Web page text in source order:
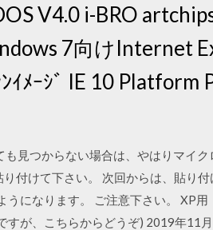
V4.0 i-BRO
7向けInternet
ｲﾒｰｼﾞ IE 10
見つからない場合は、やはりマイ
付けて下さい。 次回からは、貼り
うになります。 ご注意下さい。 XP
すが、こちらからどうぞ) 2019年11